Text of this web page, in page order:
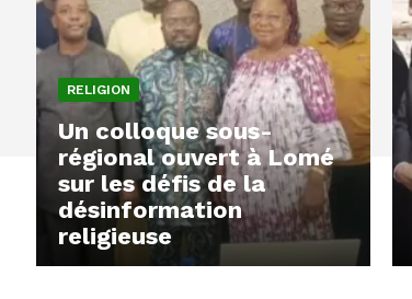
RELIGION
Un colloque sous-
régional ouvert à Lomé
sur les défis de la
désinformation
religieuse